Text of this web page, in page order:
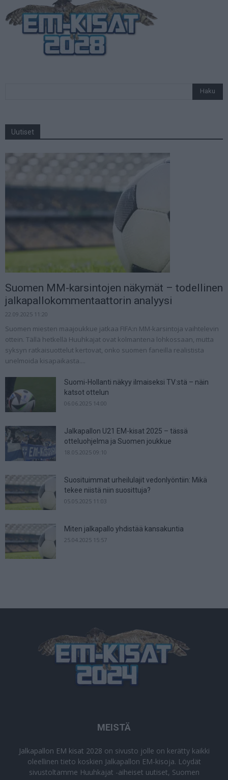
Uutiset
Suomen MM-karsintojen näkymät – todellinen
jalkapallokommentaattorin analyysi
22.09.2025 11:20
Suomen miesten maajoukkue jatkaa FIFA:n MM-karsintoja vaihtelevin
ottein. Tällä hetkellä Huuhkajat ovat kolmantena lohkossaan, mutta
syksyn ratkaisuottelut kertovat, onko suomen faneilla realistista
unelmoida kisapaikasta....
Suomi-Hollanti näkyy ilmaiseksi TV:stä – näin
katsot ottelun
06.06.2025 14:00
Jalkapallon U21 EM-kisat 2025 – tässä
otteluohjelma ja Suomen joukkue
18.05.2025 09:10
Suosituimmat urheilulajit vedonlyöntiin: Mikä
tekee niistä niin suosittuja?
05.05.2025 11:03
Miten jalkapallo yhdistää kansakuntia
25.04.2025 15:57
MEISTÄ
Jalkapallon EM kisat 2028 on sivusto jolle on kerätty kaikki
oleellinen tieto koskien Jalkapallon EM-kisoja. Löydät
sivustoltamme Huuhkajat -aiheiset uutiset, Suomen